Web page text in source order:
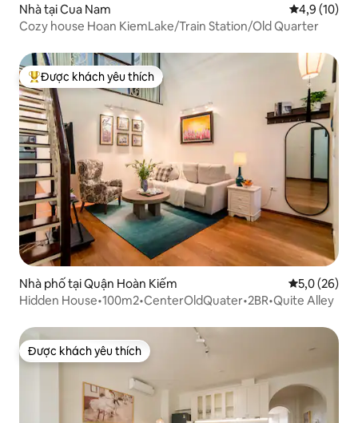
Nhà tại Cua Nam Xếp hạng
4,9 (10)
Cozy house Hoan KiemLake/Train Station/Old Quarter
Được khách yêu thích nhất
Được khách yêu thích
Nhà phố tại Quận Hoàn Kiếm Xếp hạng
5,0 (26)
Hidden House•100m2•CenterOldQuater•2BR•Quite Alley
Được khách yêu thích
Được khách yêu thích